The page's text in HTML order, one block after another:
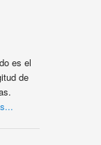
es el
de